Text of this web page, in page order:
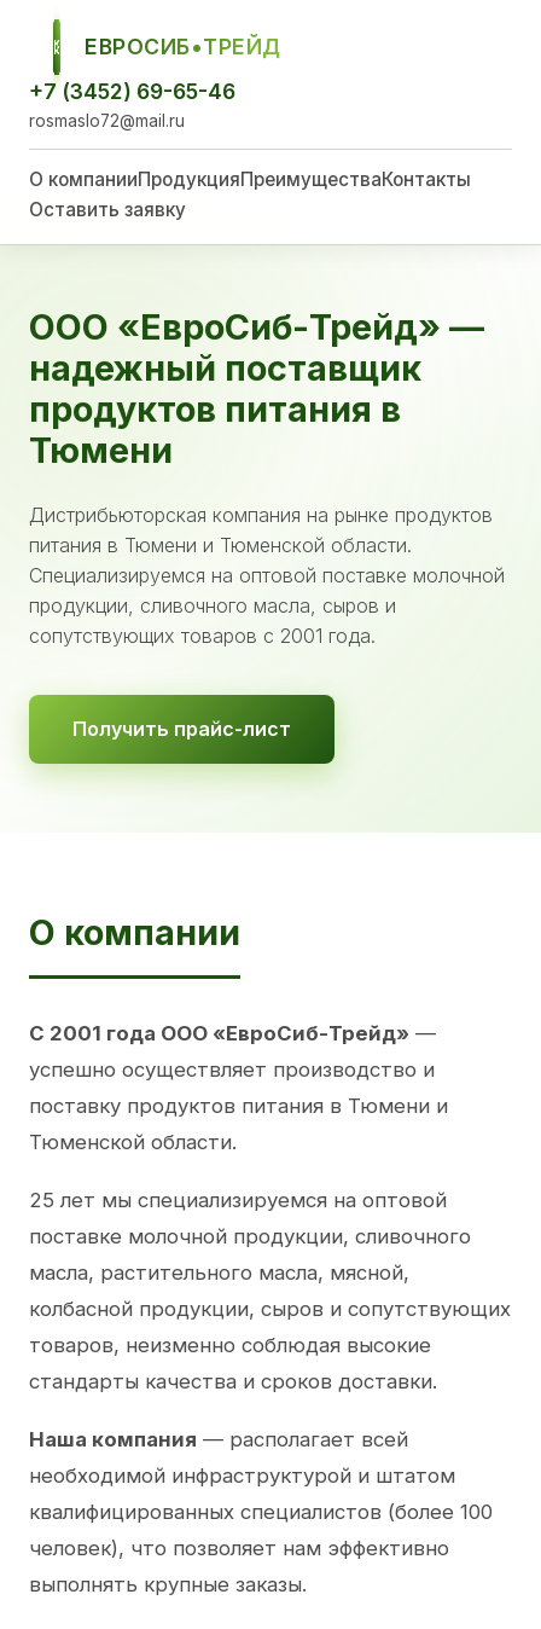
ЕСТ
ЕВРОСИБ•ТРЕЙД
+7 (3452) 69-65-46
rosmaslo72@mail.ru
О компанииПродукцияПреимуществаКонтакты
Оставить заявку
ООО «ЕвроСиб-Трейд» —
надежный поставщик
продуктов питания в
Тюмени
Дистрибьюторская компания на рынке продуктов
питания в Тюмени и Тюменской области.
Специализируемся на оптовой поставке молочной
продукции, сливочного масла, сыров и
сопутствующих товаров с 2001 года.
Получить прайс-лист
О компании
С 2001 года ООО «ЕвроСиб-Трейд» —
успешно осуществляет производство и
поставку продуктов питания в Тюмени и
Тюменской области.
25 лет мы специализируемся на оптовой
поставке молочной продукции, сливочного
масла, растительного масла, мясной,
колбасной продукции, сыров и сопутствующих
товаров, неизменно соблюдая высокие
стандарты качества и сроков доставки.
Наша компания — располагает всей
необходимой инфраструктурой и штатом
квалифицированных специалистов (более 100
человек), что позволяет нам эффективно
выполнять крупные заказы.